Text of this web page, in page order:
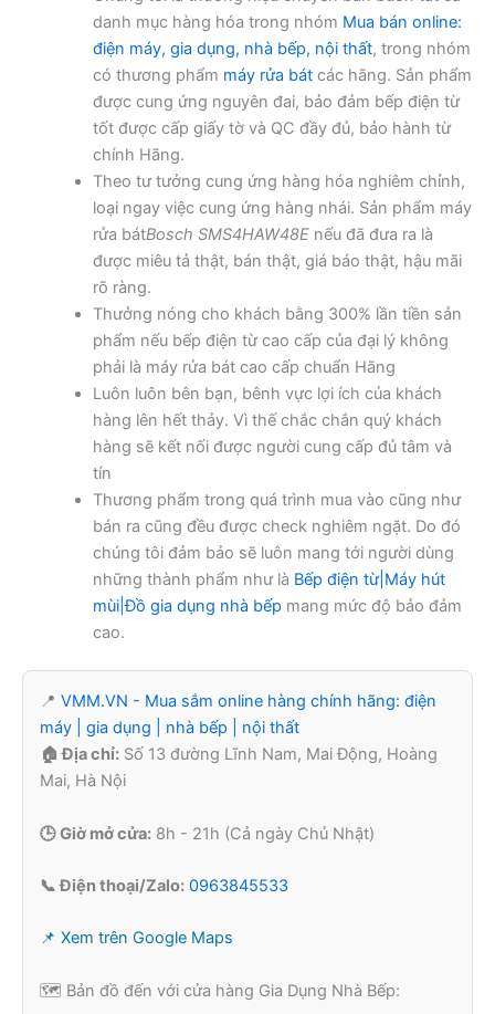
danh mục hàng hóa trong nhóm Mua bán online:
điện máy, gia dụng, nhà bếp, nội thất, trong nhóm
có thương phẩm máy rửa bátcác hãng. Sản phẩm
được cung ứng nguyên đai, bảo đảm bếp điện từ
tốt được cấp giấy tờ và QC đầy đủ, bảo hành từ
chính Hãng.
Theo tư tưởng cung ứng hàng hóa nghiêm chỉnh,
loại ngay việc cung ứng hàng nhái. Sản phẩm máy
rửa bátBosch SMS4HAW48Enếu đã đưa ra là
được miêu tả thật, bán thật, giá báo thật, hậu mãi
rõ ràng.
Thưởng nóng cho khách bằng 300% lần tiền sản
phẩm nếu bếp điện từ cao cấp của đại lý không
phải là máy rửa bát cao cấp chuẩn Hãng
Luôn luôn bên bạn, bênh vực lợi ích của khách
hàng lên hết thảy. Vì thế chắc chắn quý khách
hàng sẽ kết nối được người cung cấp đủ tâm và
tín
Thương phẩm trong quá trình mua vào cũng như
bán ra cũng đều được check nghiêm ngặt. Do đó
chúng tôi đảm bảo sẽ luôn mang tới người dùng
những thành phẩm như là Bếp điện từ|Máy hút
mùi|Đồ gia dụng nhà bếp mang mức độ bảo đảm
cao.
📍 VMM.VN - Mua sắm online hàng chính hãng: điện
máy | gia dụng | nhà bếp | nội thất
🏠 Địa chỉ: Số 13 đường Lĩnh Nam, Mai Động, Hoàng
Mai, Hà Nội
🕒 Giờ mở cửa: 8h - 21h (Cả ngày Chủ Nhật)
📞 Điện thoại/Zalo: 0963845533
📌 Xem trên Google Maps
🗺️ Bản đồ đến với cửa hàng Gia Dụng Nhà Bếp: